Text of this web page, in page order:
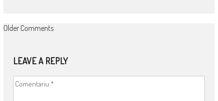
COMMENT
Older Comments
LEAVE A REPLY